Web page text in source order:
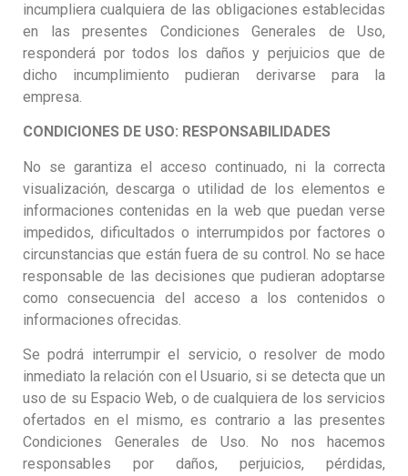
incumpliera cualquiera de las obligaciones establecidas
en las presentes Condiciones Generales de Uso,
responderá por todos los daños y perjuicios que de
dicho incumplimiento pudieran derivarse para la
empresa.
CONDICIONES DE USO: RESPONSABILIDADES
No se garantiza el acceso continuado, ni la correcta
visualización, descarga o utilidad de los elementos e
informaciones contenidas en la web que puedan verse
impedidos, dificultados o interrumpidos por factores o
circunstancias que están fuera de su control. No se hace
responsable de las decisiones que pudieran adoptarse
como consecuencia del acceso a los contenidos o
informaciones ofrecidas.
Se podrá interrumpir el servicio, o resolver de modo
inmediato la relación con el Usuario, si se detecta que un
uso de su Espacio Web, o de cualquiera de los servicios
ofertados en el mismo, es contrario a las presentes
Condiciones Generales de Uso. No nos hacemos
responsables por daños, perjuicios, pérdidas,